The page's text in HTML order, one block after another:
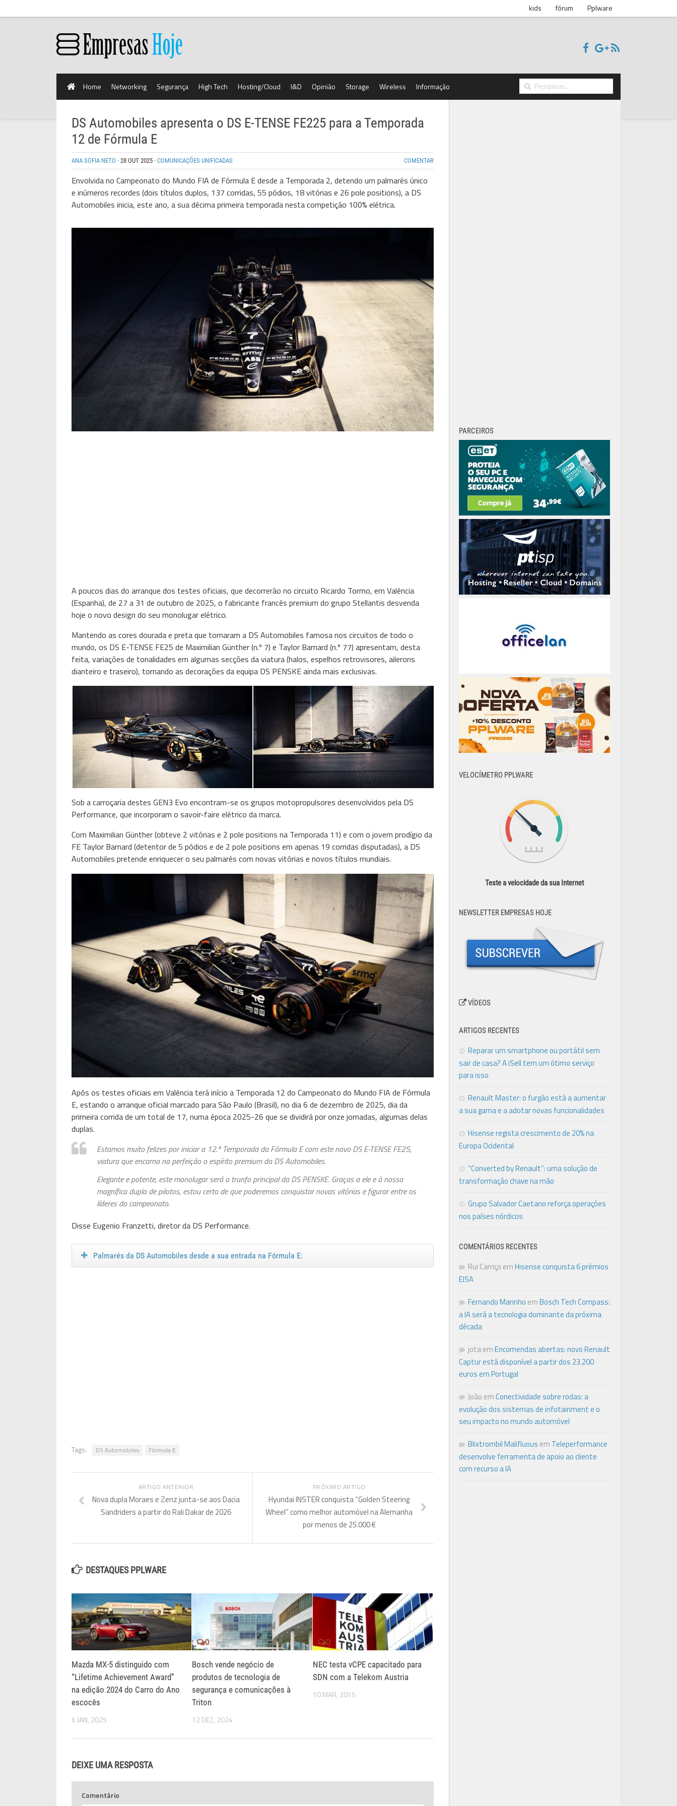
kids fórum Pplware
Home Networking Segurança High Tech Hosting/Cloud I&D Opinião Storage Wireless Informação
DS Automobiles apresenta o DS E-TENSE FE225 para a Temporada
12 de Fórmula E
ANA SOFIA NETO · 28 OUT 2025 · COMUNICAÇÕES UNIFICADAS COMENTAR
Envolvida no Campeonato do Mundo FIA de Fórmula E desde a Temporada 2, detendo um palmarés único
e inúmeros recordes (dois títulos duplos, 137 corridas, 55 pódios, 18 vitórias e 26 pole positions), a DS
Automobiles inicia, este ano, a sua décima primeira temporada nesta competição 100% elétrica.
A poucos dias do arranque dos testes oficiais, que decorrerão no circuito Ricardo Tormo, em Valência
(Espanha), de 27 a 31 de outubro de 2025, o fabricante francês premium do grupo Stellantis desvenda
hoje o novo design do seu monolugar elétrico.
Mantendo as cores dourada e preta que tornaram a DS Automobiles famosa nos circuitos de todo o
mundo, os DS E-TENSE FE25 de Maximilian Günther (n.º 7) e Taylor Barnard (n.º 77) apresentam, desta
feita, variações de tonalidades em algumas secções da viatura (halos, espelhos retrovisores, ailerons
dianteiro e traseiro), tornando as decorações da equipa DS PENSKE ainda mais exclusivas.
Sob a carroçaria destes GEN3 Evo encontram-se os grupos motopropulsores desenvolvidos pela DS
Performance, que incorporam o savoir-faire elétrico da marca.
Com Maximilian Günther (obteve 2 vitórias e 2 pole positions na Temporada 11) e com o jovem prodígio da
FE Taylor Barnard (detentor de 5 pódios e de 2 pole positions em apenas 19 corridas disputadas), a DS
Automobiles pretende enriquecer o seu palmarés com novas vitórias e novos títulos mundiais.
Após os testes oficiais em Valência terá início a Temporada 12 do Campeonato do Mundo FIA de Fórmula
E, estando o arranque oficial marcado para São Paulo (Brasil), no dia 6 de dezembro de 2025, dia da
primeira corrida de um total de 17, numa época 2025-26 que se dividirá por onze jornadas, algumas delas
duplas.
Estamos muito felizes por iniciar a 12.ª Temporada da Fórmula E com este novo DS E-TENSE FE25,
viatura que encarna na perfeição o espírito premium da DS Automobiles.
Elegante e potente, este monolugar será o trunfo principal da DS PENSKE. Graças a ele e à nossa
magnífica dupla de pilotos, estou certo de que poderemos conquistar novas vitórias e figurar entre os
líderes do campeonato.
Disse Eugenio Franzetti, diretor da DS Performance.
Palmarés da DS Automobiles desde a sua entrada na Fórmula E:
Tags: DS Automobiles Fórmula E
PRÓXIMO ARTIGO
Hyundai INSTER conquista “Golden Steering
Wheel” como melhor automóvel na Alemanha
por menos de 25.000 €
ARTIGO ANTERIOR
Nova dupla Moraes e Zenz junta-se aos Dacia
Sandriders a partir do Rali Dakar de 2026
DESTAQUES PPLWARE
0
Mazda MX-5 distinguido com
“Lifetime Achievement Award”
na edição 2024 do Carro do Ano
escocês
6 JAN, 2025
0
Bosch vende negócio de
produtos de tecnologia de
segurança e comunicações à
Triton
12 DEZ, 2024
0
NEC testa vCPE capacitado para
SDN com a Telekom Austria
10 MAR, 2015
DEIXE UMA RESPOSTA
Comentário
PARCEIROS
VELOCÍMETRO PPLWARE
Teste a velocidade da sua Internet
NEWSLETTER EMPRESAS HOJE
VÍDEOS
ARTIGOS RECENTES
Reparar um smartphone ou portátil sem
sair de casa? A iSell tem um ótimo serviço
para isso
Renault Master: o furgão está a aumentar
a sua gama e a adotar novas funcionalidades
Hisense regista crescimento de 20% na
Europa Ocidental
“Converted by Renault”: uma solução de
transformação chave na mão
Grupo Salvador Caetano reforça operações
nos países nórdicos
COMENTÁRIOS RECENTES
Rui Carriço emHisense conquista 6 prémios
EISA
Fernando Marinho emBosch Tech Compass:
a IA será a tecnologia dominante da próxima
década
jotaemEncomendas abertas: novo Renault
Captur está disponível a partir dos 23.200
euros em Portugal
João emConectividade sobre rodas: a
evolução dos sistemas de infotainment e o
seu impacto no mundo automóvel
Blixtrombil Malifluous em Teleperformance
desenvolve ferramenta de apoio ao cliente
com recurso a IA